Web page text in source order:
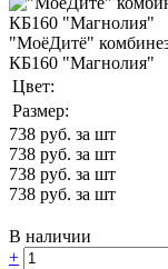
"МоёДитё"
КБ160 "Магнолия"
Цвет:
Размер:
738 руб. за шт
738 руб. за шт
738 руб. за шт
738 руб. за шт
В наличии
+